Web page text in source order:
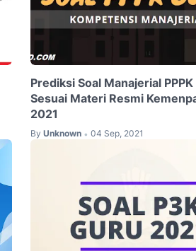
Prediksi Soal Manajerial
Sesuai Materi Resmi
2021
By Unknown • 04 Sep, 2021